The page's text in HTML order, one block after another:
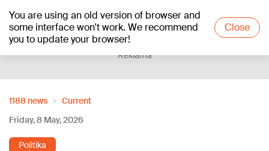
You are using an old version of browser and
some interface won't work. We recommend
you to update your browser!
Close
+19°C
Reklāma
1188 news
Current
Friday, 8 May, 2026
Politika